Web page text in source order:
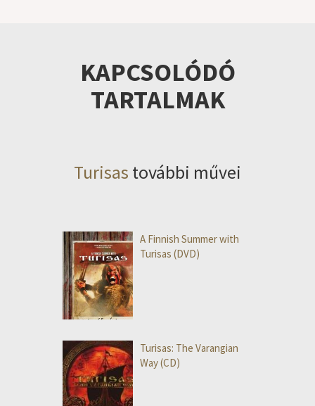
KAPCSOLÓDÓ
TARTALMAK
Turisas további művei
A Finnish Summer with
Turisas (DVD)
Turisas: The Varangian
Way (CD)